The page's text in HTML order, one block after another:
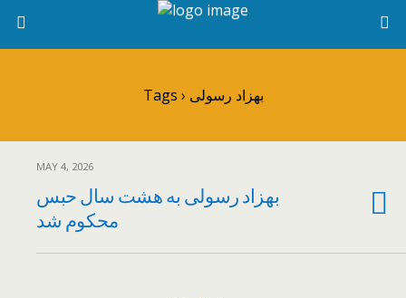
Tags › بهزاد رسولی
MAY 4, 2026
بهزاد رسولی به هشت سال حبس
محکوم شد